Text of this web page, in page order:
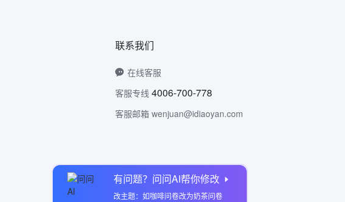
有问题？问问AI帮你修改
改主题：如咖啡问卷改为奶茶问卷
联系我们
在线客服
客服专线 4006-700-778
客服邮箱 wenjuan@idiaoyan.com
问卷网公众号